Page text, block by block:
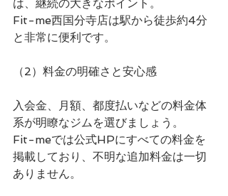
は、継続の大きなポイント。
Fit-me西国分寺店は駅から徒歩約4分
と非常に便利です。
（2）料金の明確さと安心感
入会金、月額、都度払いなどの料金体
系が明瞭なジムを選びましょう。
Fit-meでは公式HPにすべての料金を
掲載しており、不明な追加料金は一切
ありません。